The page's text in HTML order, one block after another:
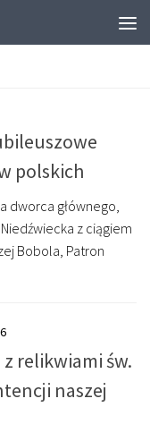
polskich
dworca głównego,
z ciągiem
Bobola, Patron
relikwiami św.
naszej